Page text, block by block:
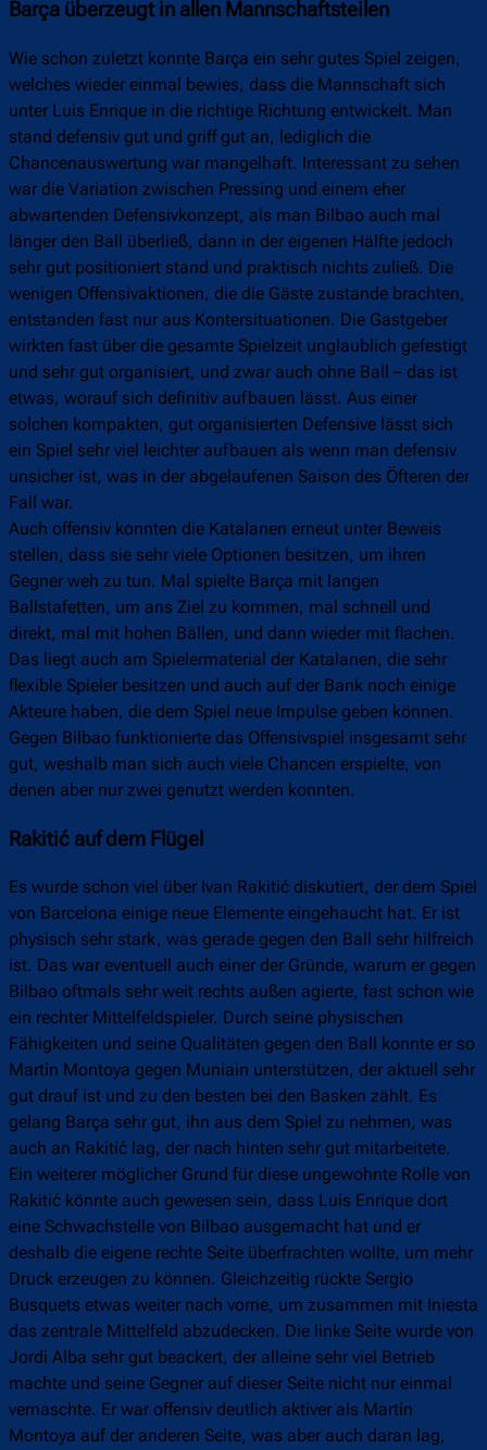
Barça überzeugt in allen Mannschaftsteilen
Wie schon zuletzt konnte Barça ein sehr gutes Spiel zeigen,
welches wieder einmal bewies, dass die Mannschaft sich
unter Luis Enrique in die richtige Richtung entwickelt. Man
stand defensiv gut und griff gut an, lediglich die
Chancenauswertung war mangelhaft. Interessant zu sehen
war die Variation zwischen Pressing und einem eher
abwartenden Defensivkonzept, als man Bilbao auch mal
länger den Ball überließ, dann in der eigenen Hälfte jedoch
sehr gut positioniert stand und praktisch nichts zuließ. Die
wenigen Offensivaktionen, die die Gäste zustande brachten,
entstanden fast nur aus Kontersituationen. Die Gastgeber
wirkten fast über die gesamte Spielzeit unglaublich gefestigt
und sehr gut organisiert, und zwar auch ohne Ball – das ist
etwas, worauf sich definitiv aufbauen lässt. Aus einer
solchen kompakten, gut organisierten Defensive lässt sich
ein Spiel sehr viel leichter aufbauen als wenn man defensiv
unsicher ist, was in der abgelaufenen Saison des Öfteren der
Fall war.
Auch offensiv konnten die Katalanen erneut unter Beweis
stellen, dass sie sehr viele Optionen besitzen, um ihren
Gegner weh zu tun. Mal spielte Barça mit langen
Ballstafetten, um ans Ziel zu kommen, mal schnell und
direkt, mal mit hohen Bällen, und dann wieder mit flachen.
Das liegt auch am Spielermaterial der Katalanen, die sehr
flexible Spieler besitzen und auch auf der Bank noch einige
Akteure haben, die dem Spiel neue Impulse geben können.
Gegen Bilbao funktionierte das Offensivspiel insgesamt sehr
gut, weshalb man sich auch viele Chancen erspielte, von
denen aber nur zwei genutzt werden konnten.
Rakitić auf dem Flügel
Es wurde schon viel über Ivan Rakitić diskutiert, der dem Spiel
von Barcelona einige neue Elemente eingehaucht hat. Er ist
physisch sehr stark, was gerade gegen den Ball sehr hilfreich
ist. Das war eventuell auch einer der Gründe, warum er gegen
Bilbao oftmals sehr weit rechts außen agierte, fast schon wie
ein rechter Mittelfeldspieler. Durch seine physischen
Fähigkeiten und seine Qualitäten gegen den Ball konnte er so
Martín Montoya gegen Muniain unterstützen, der aktuell sehr
gut drauf ist und zu den besten bei den Basken zählt. Es
gelang Barça sehr gut, ihn aus dem Spiel zu nehmen, was
auch an Rakitić lag, der nach hinten sehr gut mitarbeitete.
Ein weiterer möglicher Grund für diese ungewohnte Rolle von
Rakitić könnte auch gewesen sein, dass Luis Enrique dort
eine Schwachstelle von Bilbao ausgemacht hat und er
deshalb die eigene rechte Seite überfrachten wollte, um mehr
Druck erzeugen zu können. Gleichzeitig rückte Sergio
Busquets etwas weiter nach vorne, um zusammen mit Iniesta
das zentrale Mittelfeld abzudecken. Die linke Seite wurde von
Jordi Alba sehr gut beackert, der alleine sehr viel Betrieb
machte und seine Gegner auf dieser Seite nicht nur einmal
vernaschte. Er war offensiv deutlich aktiver als Martín
Montoya auf der anderen Seite, was aber auch daran lag,